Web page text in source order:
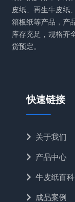
皮纸、再生牛皮纸
箱板纸等产品，产
库存充足，规格齐
货预定。
快速链接
关于我们
产品中心
牛皮纸百科
成品案例